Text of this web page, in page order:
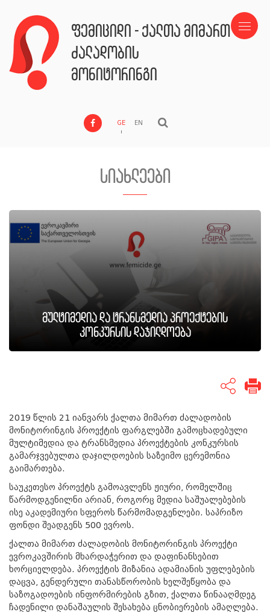
ფემიციდი - ქალთა მიმართ
ძალადობის
მონიტორინგი
GE EN
სიახლეები
მულტიმედია და ტრანსმედია პროექტების
კონკურსის დაჯილდოება
2019 წლის 21 იანვარს ქალთა მიმართ ძალადობის
მონიტორინგის პროექტის ფარგლებში გამოცხადებული
მულტიმედია და ტრანსმედია პროექტების კონკურსის
გამარჯვებულთა დაჯილდოების საზეიმო ცერემონია
გაიმართება.
საუკეთესო პროექტს გამოავლენს ჟიური, რომელშიც
წარმოდგენილნი არიან, როგორც მედია საშუალებების
ისე აკადემიური სფეროს წარმომადგენლები. საპრიზო
ფონდი შეადგენს 500 ევროს.
ქალთა მიმართ ძალადობის მონიტორინგის პროექტი
ევროკავშირის მხარდაჭერით და დაფინანსებით
ხორციელდება. პროექტის მიზანია ადამიანის უფლებების
დაცვა, გენდერული თანასწორობის ხელშეწყობა და
საზოგადოების ინფორმირების გზით, ქალთა წინააღმდეგ
ჩადენილი დანაშაულის შესახება ცნობიერების ამაღლება.